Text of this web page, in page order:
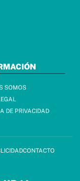
SOMOS
DE PRIVACIDAD
CONTACTO